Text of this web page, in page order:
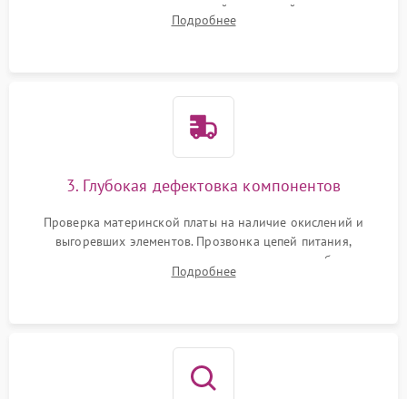
очистка внутренних полостей, шестерней и плат от
скопившейся пыли, волос и шерсти животных с
Подробнее
3. Глубокая дефектовка компонентов
Проверка материнской платы на наличие окислений и
выгоревших элементов. Прозвонка цепей питания,
тестирование приводных моторов колес и турбины
всасывания. Оценка состояния оптических и инфракрасных
Подробнее